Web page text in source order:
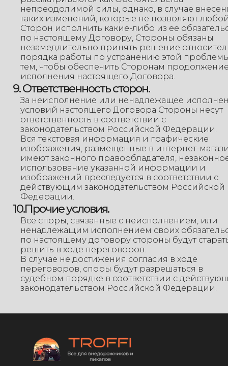
непреодолимой силы, однако, в случае
таких изменений, которые не позволяют
Сторон исполнить какие-либо из ее
по настоящему Договору, Стороны обязаны
незамедлительно принять решение
порядка работы по устранению этой
тем, чтобы обеспечить Сторонам
исполнения настоящего Договора.
9. Ответственность сторон.
За неисполнение или ненадлежащее
условий настоящего Договора Стороны несут
ответственность в соответствии с
законодательством Российской Федерации.
Вся текстовая информация и графические
изображения, размещенные в интернет-
имеют законного правообладателя,
использование указанной информации и
изображений преследуется в соответствии с
действующим законодательством Российской
Федерации.
10.Прочие условия.
Все споры, связанные с неисполнением, или
ненадлежащим исполнением своих
по настоящему договору стороны будут
решить в ходе переговоров.
В случае не достижения согласия в ходе
переговоров, споры будут разрешаться в
судебном порядке в соответствии с
законодательством Российской Федерации.